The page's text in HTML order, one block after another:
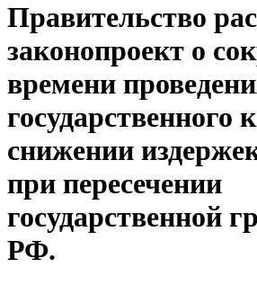
Правительство
законопроект о
времени
государственного
снижении
при пересечении
государственной
РФ.